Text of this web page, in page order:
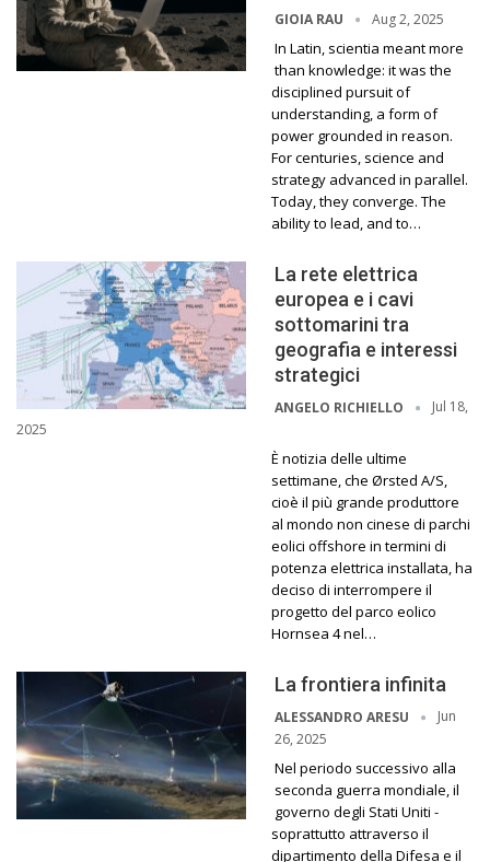
GIOIA RAU Aug 2, 2025
In Latin, scientia meant more
than knowledge: it was the
disciplined pursuit of
understanding, a form of
power grounded in reason.
For centuries, science and
strategy advanced in parallel.
Today, they converge. The
ability to lead, and to…
La rete elettrica
europea e i cavi
sottomarini tra
geografia e interessi
strategici
ANGELO RICHIELLO
Jul 18,
2025
È notizia delle ultime
settimane, che Ørsted A/S,
cioè il più grande produttore
al mondo non cinese di parchi
eolici offshore in termini di
potenza elettrica installata, ha
deciso di interrompere il
progetto del parco eolico
Hornsea 4 nel…
La frontiera infinita
ALESSANDRO ARESU
Jun
26, 2025
Nel periodo successivo alla
seconda guerra mondiale, il
governo degli Stati Uniti -
soprattutto attraverso il
dipartimento della Difesa e il